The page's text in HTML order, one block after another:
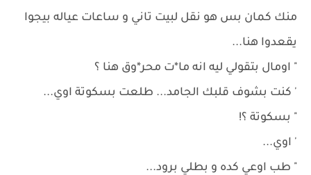
منك كمان بس هو نقل لبيت تاني و ساعات عياله بيجوا
يقعدوا هنا...
" اومال بتقولي ليه انه ما*ت محر*وق هنا ؟
' كنت بشوف قلبك الجامد... طلعت بسكوتة اوي...
" بسكوتة ؟!
' اوي...
" طب اوعي كده و بطلي برود...